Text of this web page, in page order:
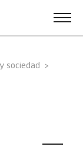
sociedad